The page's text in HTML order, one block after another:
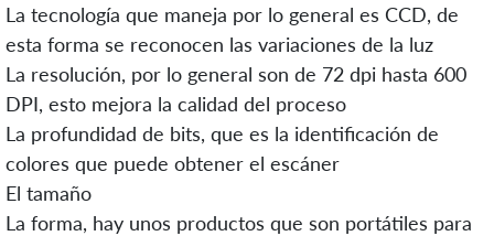
La tecnología que maneja por lo general es CCD, de
esta forma se reconocen las variaciones de la luz
La resolución, por lo general son de 72 dpi hasta 600
DPI, esto mejora la calidad del proceso
La profundidad de bits, que es la identificación de
colores que puede obtener el escáner
El tamaño
La forma, hay unos productos que son portátiles para